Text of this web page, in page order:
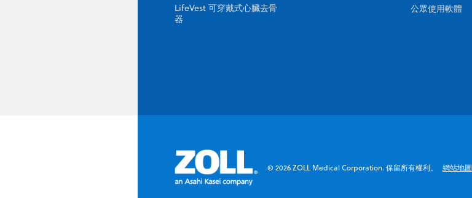
LifeVest 可穿戴式心臟去骨
器
公眾使用軟體
© 2026 ZOLL Medical Corporation. 保留所有權利。 網站地圖